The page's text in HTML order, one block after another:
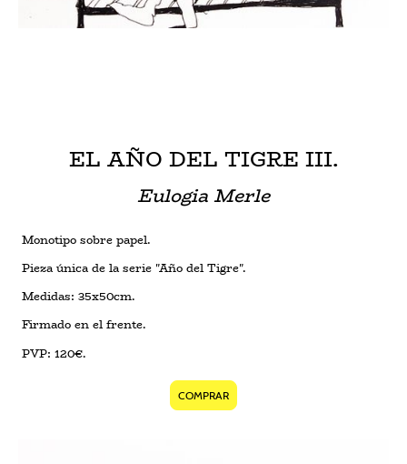
EL AÑO DEL TIGRE III.
Eulogia Merle
Monotipo sobre papel.
Pieza única de la serie "Año del Tigre".
Medidas: 35x50cm.
Firmado en el frente.
PVP: 120€.
COMPRAR